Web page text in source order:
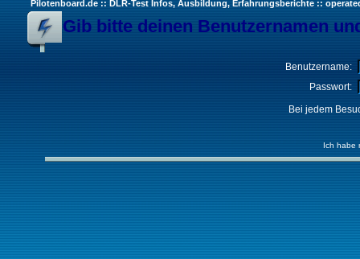
Pilotenboard.de :: DLR-Test Infos, Ausbildung, Erfahrungsberichte ::
Gib bitte deinen Benutzernamen
Benutzername:
Passwort:
Bei jedem
Ich habe